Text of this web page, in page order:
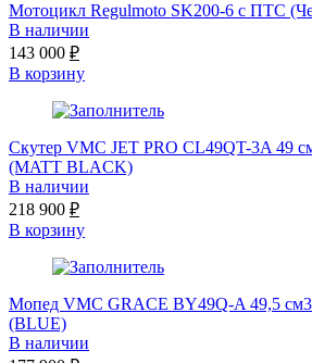
Мотоцикл Regulmoto SK200-6 с ПТС
В наличии
143 000 ₽
В корзину
Скутер VMC JET PRO CL49QT-3A 49
(MATT BLACK)
В наличии
218 900 ₽
В корзину
Мопед VMC GRACE BY49Q-A 49,5
(BLUE)
В наличии